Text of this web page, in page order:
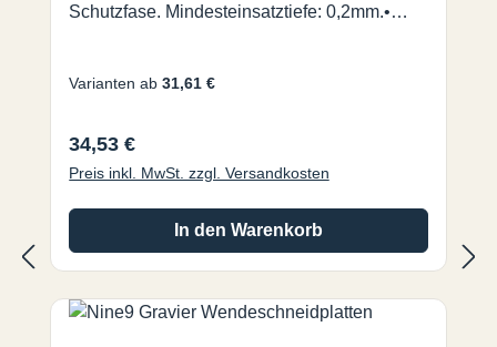
Schutzfase. Mindesteinsatztiefe: 0,2mm.•
ALDURA Beschichtung, extrem
verringertem Werkzeugverschleiß.• Für
gehärteten Stahl bis zu 56HRC. NC9031:•
Spanleitstufe für sehr feine Gravuren.• Für
Nicht-Eisen-Metall, wie Aluminium, Messing,
Gravierwerkzeuge für den Einsatz auf Fräs-
Varianten ab 31,61 €
Regulärer Preis:
34,53 €
Preis inkl. MwSt. zzgl. Versandkosten
In den Warenkorb